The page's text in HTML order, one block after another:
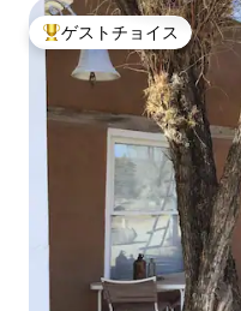
大好評のゲストチョイス
ゲストチョイス